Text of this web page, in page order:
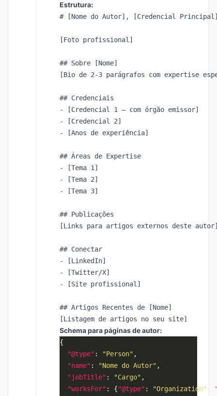
Estrutura:
# [Nome do Autor], [Credencial
[Foto profissional]
## Sobre [Nome]
[Bio de 2-3 parágrafos com expertise
## Credenciais
- [Credencial 1 – com órgão emissor]
- [Credencial 2]
- [Anos de experiência]
## Áreas de Expertise
- [Tema 1]
- [Tema 2]
- [Tema 3]
## Publicações
[Links para artigos externos deste
## Conectar
- [LinkedIn]
- [Twitter/X]
- [Site profissional]
## Artigos Recentes de [Nome]
Schema para páginas de autor:
"@type" : "Person"
"name" : "Nome do Autor"
"jobTitle" : "Cargo"
"worksFor" : {"@type" : "Organization"